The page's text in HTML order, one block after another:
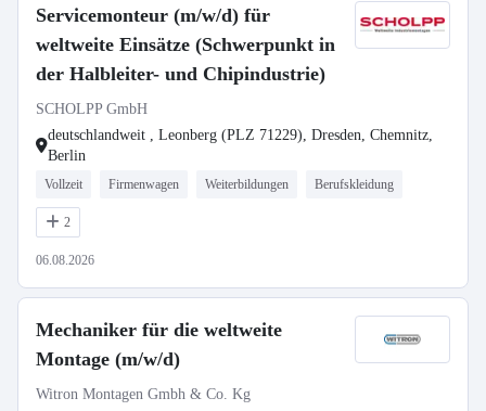
Servicemonteur (m/w/d) für
weltweite Einsätze (Schwerpunkt in
der Halbleiter- und Chipindustrie)
SCHOLPP GmbH
deutschlandweit , Leonberg (PLZ 71229), Dresden, Chemnitz,
Berlin
Vollzeit Firmenwagen Weiterbildungen Berufskleidung
2
06.08.2026
Mechaniker für die weltweite
Montage (m/w/d)
Witron Montagen Gmbh & Co. Kg